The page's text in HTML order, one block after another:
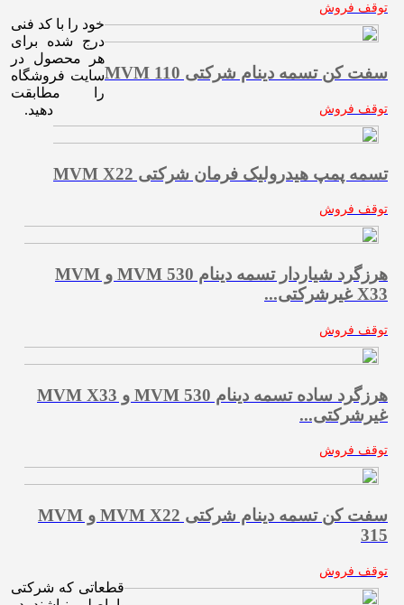
توقف فروش
سفت کن تسمه دینام شرکتی MVM 110
توقف فروش
تسمه پمپ هیدرولیک فرمان شرکتی MVM X22
توقف فروش
هرزگرد شیاردار تسمه دینام MVM 530 و MVM
X33 غیرشرکتی...
توقف فروش
هرزگرد ساده تسمه دینام MVM 530 و MVM X33
غیرشرکتی...
توقف فروش
سفت کن تسمه دینام شرکتی MVM X22 و MVM
315
توقف فروش
خود را با کد فنی
درج شده برای
هر محصول در
سایت فروشگاه
را مطابقت
دهید.
قطعاتی که شرکتی